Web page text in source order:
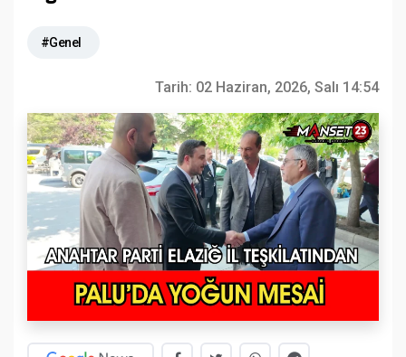
#Genel
Tarih: 02 Haziran, 2026, Salı 14:54